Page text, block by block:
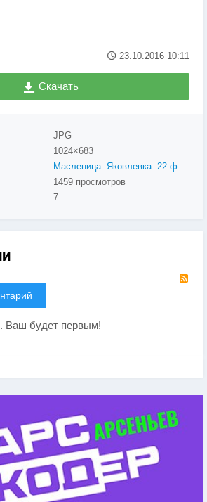
23.10.2016 10:11
Скачать
JPG
1024×683
1459 просмотров
7
Ваш будет первым!